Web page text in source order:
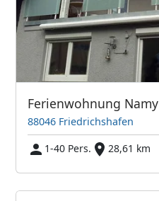
Ferienwohnung Namy
88046 Friedrichshafen
1-40 Pers.
28,61 km